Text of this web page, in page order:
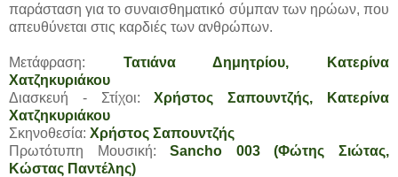
παράσταση για το συναισθηματικό σύμπαν των ηρώων, που
απευθύνεται στις καρδιές των ανθρώπων.
Μετάφραση:
Τατιάνα Δημητρίου, Κατερίνα
Χατζηκυριάκου
Διασκευή - Στίχοι:
Χρήστος Σαπουντζής, Κατερίνα
Χατζηκυριάκου
Σκηνοθεσία: Χρήστος Σαπουντζής
Πρωτότυπη Μουσική:Sancho 003 (Φώτης Σιώτας,
Κώστας Παντέλης)